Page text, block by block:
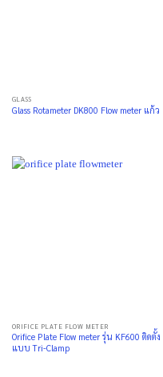
GLASS
Glass Rotameter DK800 Flow meter แก้ว
ORIFICE PLATE FLOW METER
Orifice Plate Flow meter รุ่น KF600 ติดตั้ง
แบบ Tri-Clamp